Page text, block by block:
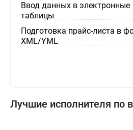
Ввод данных в электронные
таблицы
Подготовка прайс-листа в
XML/YML
Лучшие исполнителя по